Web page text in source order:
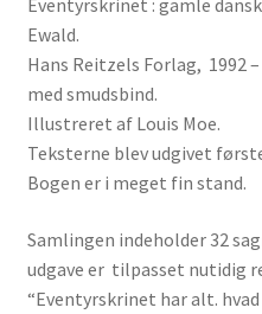
Eventyrskrinet : gamle
Ewald.
Hans Reitzels Forlag, 1992
med smudsbind.
Illustreret af Louis Moe.
Teksterne blev udgivet
Bogen er i meget fin stand.
Samlingen indeholder 32
udgave er tilpasset nutidig
“Eventyrskrinet har alt.